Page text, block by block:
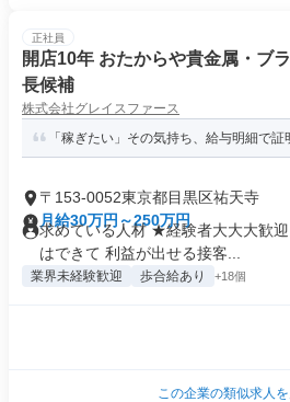
正社員
開店10年 おたからや貴金属・ブ
長候補
株式会社グレイスファース
「稼ぎたい」その気持ち、給与明細で
〒153-0052東京都目黒区祐天寺
月給30万円～250万円
求めている人材 ★経験者大大大歓
はできて 利益が出せる接客...
業界未経験歓迎 歩合給あり +18個
この企業の類似求人